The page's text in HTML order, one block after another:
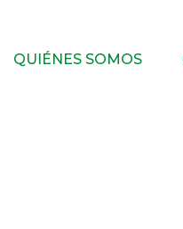
QUIÉNES SOMOS